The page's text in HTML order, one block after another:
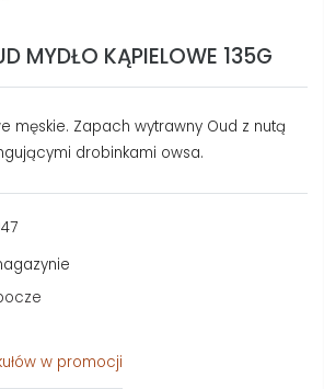
MYDŁO KĄPIELOWE 135G
męskie. Zapach wytrawny Oud z nutą
drobinkami owsa.
w promocji